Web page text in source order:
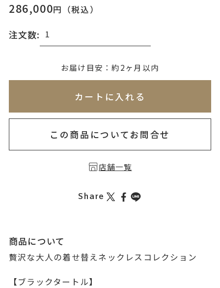
286,000円（税込）
注文数:
(刻印について)※必ず選択ください
お届け目安：約2ヶ月以内
カートに入れる
この商品についてお問合せ
店舗一覧
Share
商品について
贅沢な大人の着せ替えネックレスコレクション
【ブラックタートル】